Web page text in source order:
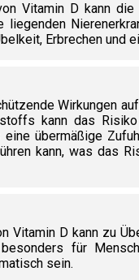
Vitamin D kann
liegenden
Erbrechen und
Wirkungen
kann das
übermäßige
kann, was das
Vitamin D kann zu
für
sein.